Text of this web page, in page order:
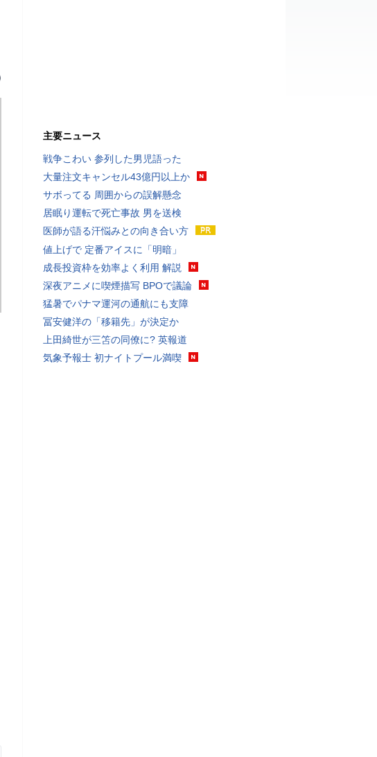
主要ニュース
戦争こわい 参列した男児語った
大量注文キャンセル43億円以上か
サボってる 周囲からの誤解懸念
居眠り運転で死亡事故 男を送検
医師が語る汗悩みとの向き合い方
値上げで 定番アイスに「明暗」
成長投資枠を効率よく利用 解説
深夜アニメに喫煙描写 BPOで議論
猛暑でパナマ運河の通航にも支障
冨安健洋の「移籍先」が決定か
上田綺世が三笘の同僚に? 英報道
気象予報士 初ナイトプール満喫